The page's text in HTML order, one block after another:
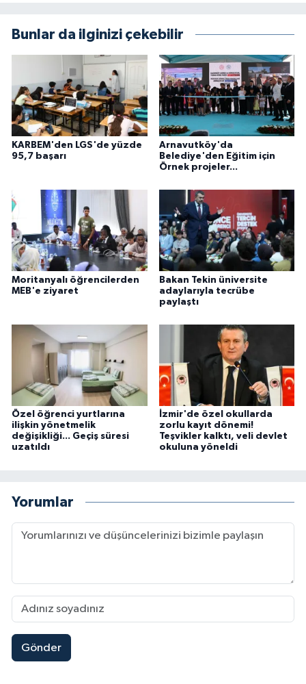
Bunlar da ilginizi çekebilir
KARBEM'den LGS'de yüzde
95,7 başarı
Arnavutköy'da
Belediye'den Eğitim için
Örnek projeler...
Moritanyalı öğrencilerden
MEB'e ziyaret
Bakan Tekin üniversite
adaylarıyla tecrübe
paylaştı
Özel öğrenci yurtlarına
ilişkin yönetmelik
değişikliği... Geçiş süresi
uzatıldı
İzmir'de özel okullarda
zorlu kayıt dönemi!
Teşvikler kalktı, veli devlet
okuluna yöneldi
Yorumlar
Gönder